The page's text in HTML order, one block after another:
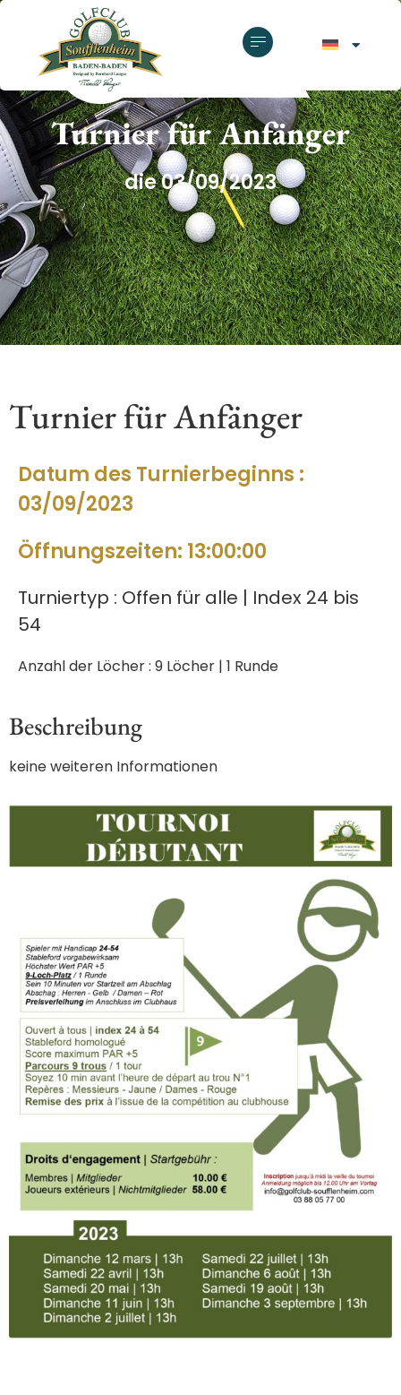
Turnier für Anfänger
die 03/09/2023
Turnier für Anfänger
Datum des Turnierbeginns :
03/09/2023
Öffnungszeiten: 13:00:00
Turniertyp : Offen für alle | Index 24 bis
54
Anzahl der Löcher : 9 Löcher | 1 Runde
Beschreibung
keine weiteren Informationen